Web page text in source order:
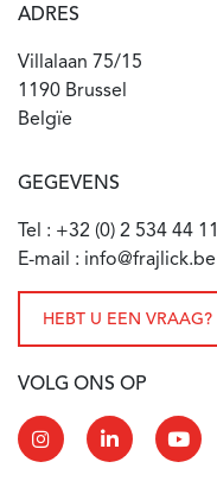
ADRES
Villalaan 75/15
1190 Brussel
Belgïe
GEGEVENS
Tel : +32 (0) 2 534 44 11
E-mail : info@frajlick.be
HEBT U EEN VRAAG?
VOLG ONS OP